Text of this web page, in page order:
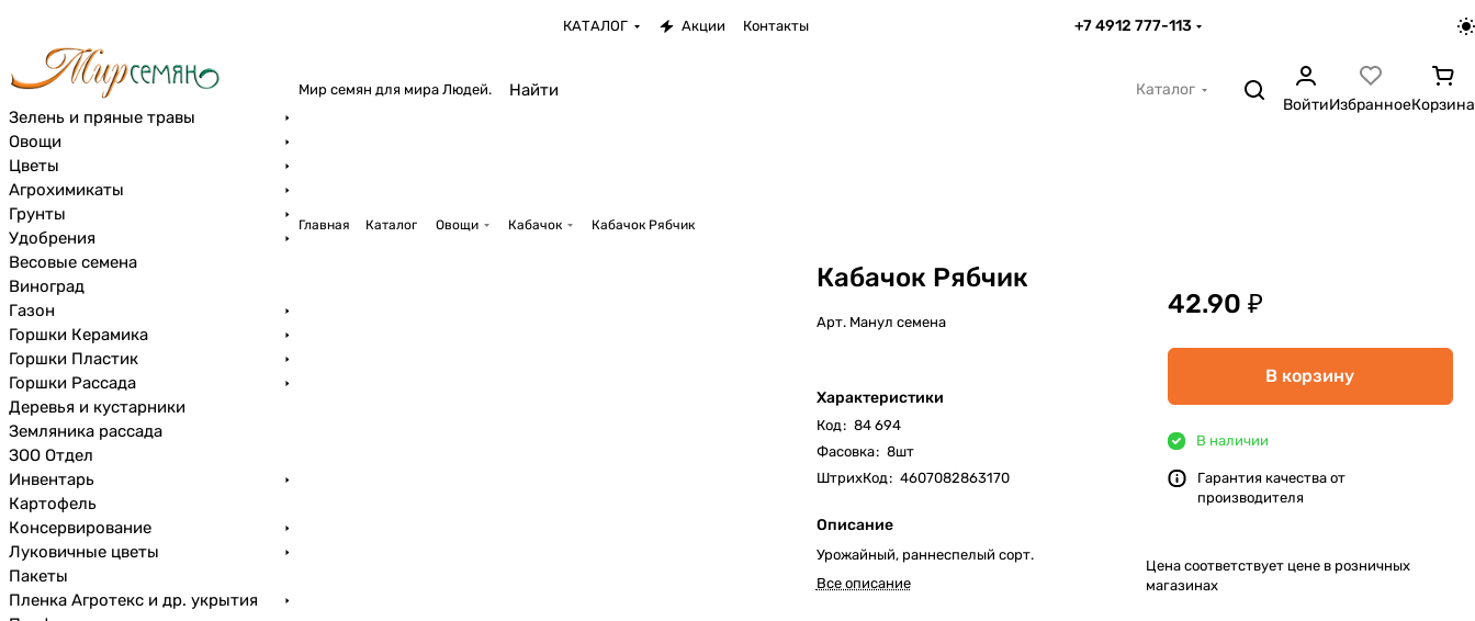
КАТАЛОГ Акции Контакты +7 4912 777-113
Мир семян для мира Людей.
Каталог
ВойтиИзбранноеКорзина
Главная Каталог Овощи Кабачок Кабачок Рябчик
Кабачок Рябчик
Арт. Манул семена
Характеристики
Код: 84 694
Фасовка: 8шт
ШтрихКод: 4607082863170
Описание
Урожайный, раннеспелый сорт.
Все описание
42.90 ₽
В корзину
В наличии
Гарантия качества от
производителя
Цена соответствует цене в розничных
магазинах
Зелень и пряные травы
Овощи
Цветы
Агрохимикаты
Грунты
Удобрения
Весовые семена
Виноград
Газон
Горшки Керамика
Горшки Пластик
Горшки Рассада
Деревья и кустарники
Земляника рассада
ЗОО Отдел
Инвентарь
Картофель
Консервирование
Луковичные цветы
Пакеты
Пленка Агротекс и др. укрытия